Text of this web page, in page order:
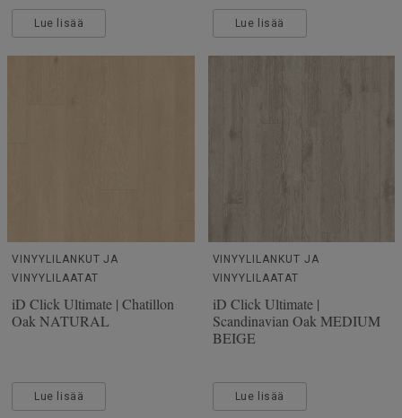
Lue lisää Lue lisää
VINYYLILANKUT JA
VINYYLILAATAT
iD Click Ultimate | Chatillon
Oak NATURAL
Lue lisää
VINYYLILANKUT JA
VINYYLILAATAT
iD Click Ultimate |
Scandinavian Oak MEDIUM
BEIGE
Lue lisää